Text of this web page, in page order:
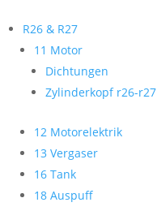
R26 & R27
11 Motor
Dichtungen
Zylinderkopf r26-r27
12 Motorelektrik
13 Vergaser
16 Tank
18 Auspuff